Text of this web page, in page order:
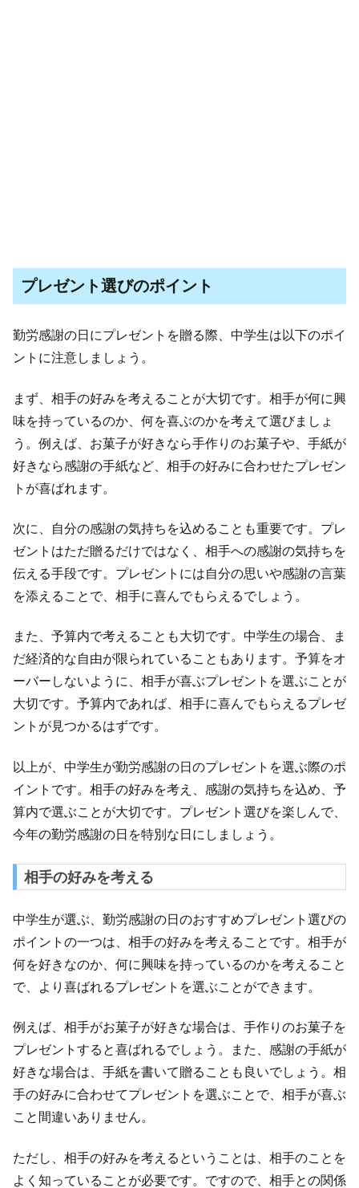
プレゼント選びのポイント
勤労感謝の日にプレゼントを贈る際、中学生は以下のポイ
ントに注意しましょう。
まず、相手の好みを考えることが大切です。相手が何に興
味を持っているのか、何を喜ぶのかを考えて選びましょ
う。例えば、お菓子が好きなら手作りのお菓子や、手紙が
好きなら感謝の手紙など、相手の好みに合わせたプレゼン
トが喜ばれます。
次に、自分の感謝の気持ちを込めることも重要です。プレ
ゼントはただ贈るだけではなく、相手への感謝の気持ちを
伝える手段です。プレゼントには自分の思いや感謝の言葉
を添えることで、相手に喜んでもらえるでしょう。
また、予算内で考えることも大切です。中学生の場合、ま
だ経済的な自由が限られていることもあります。予算をオ
ーバーしないように、相手が喜ぶプレゼントを選ぶことが
大切です。予算内であれば、相手に喜んでもらえるプレゼ
ントが見つかるはずです。
以上が、中学生が勤労感謝の日のプレゼントを選ぶ際のポ
イントです。相手の好みを考え、感謝の気持ちを込め、予
算内で選ぶことが大切です。プレゼント選びを楽しんで、
今年の勤労感謝の日を特別な日にしましょう。
相手の好みを考える
中学生が選ぶ、勤労感謝の日のおすすめプレゼント選びの
ポイントの一つは、相手の好みを考えることです。相手が
何を好きなのか、何に興味を持っているのかを考えること
で、より喜ばれるプレゼントを選ぶことができます。
例えば、相手がお菓子が好きな場合は、手作りのお菓子を
プレゼントすると喜ばれるでしょう。また、感謝の手紙が
好きな場合は、手紙を書いて贈ることも良いでしょう。相
手の好みに合わせてプレゼントを選ぶことで、相手が喜ぶ
こと間違いありません。
ただし、相手の好みを考えるということは、相手のことを
よく知っていることが必要です。ですので、相手との関係